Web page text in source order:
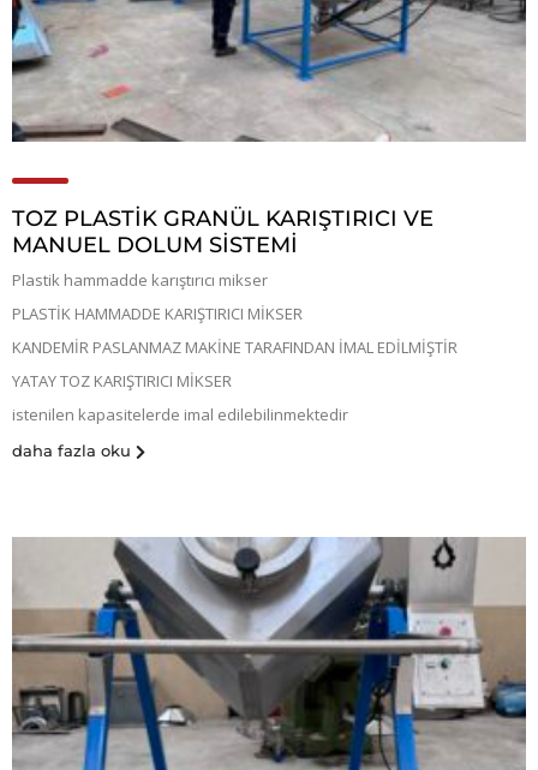
TOZ PLASTİK GRANÜL KARIŞTIRICI VE
MANUEL DOLUM SİSTEMİ
Plastik hammadde karıştırıcı mikser
PLASTİK HAMMADDE KARIŞTIRICI MİKSER
KANDEMİR PASLANMAZ MAKİNE TARAFINDAN İMAL EDİLMİŞTİR
YATAY TOZ KARIŞTIRICI MİKSER
istenilen kapasitelerde imal edilebilinmektedir
daha fazla oku